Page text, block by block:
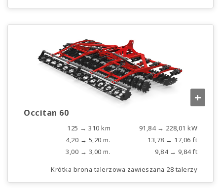
+
Occitan 60
125 → 310 km
91,84 → 228,01 kW
4,20 → 5,20 m.
13,78 → 17,06 ft
3,00 → 3,00 m.
9,84 → 9,84 ft
Krótka brona talerzowa zawieszana 28 talerzy